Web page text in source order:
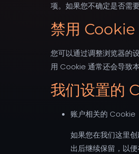
项。如果您不确定是否需
禁用 Cookie
您可以通过调整浏览器的
用 Cookie 通常还会导致
我们设置的
账户相关的 Cookie
如果您在我们这里
出后继续保留，以